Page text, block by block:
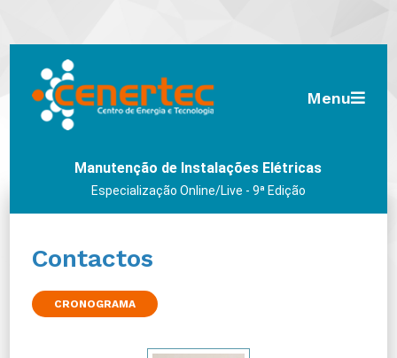
Menu
Manutenção de Instalações Elétricas
Especialização Online/Live - 9ª Edição
Contactos
CRONOGRAMA